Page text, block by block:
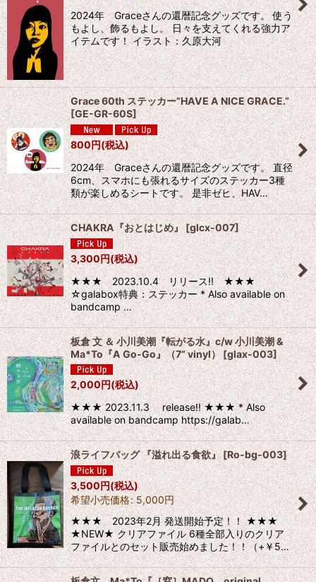
2024年 Graceさんの還暦記念グッズです。 使う
もよし、飾るもよし。 日々を支えてくれる強力ア
イテムです！ イラスト：久原大河
Grace 60th ステッカー”HAVE A NICE GRACE.”
[GE-GR-60S]
800円(税込)
2024年 Graceさんの還暦記念グッズです。 直径
6cm、スマホにも張れるサイズのステッカー3種
類が楽しめるシートです。 是非ゼヒ、HAV…
CHAKRA『おとはじめ』[glcx-007]
3,300円(税込)
★★★ 2023.10.4 リリース!! ★★★
☆galabox特典：ステッカー * Also available on
bandcamp …
板倉 文 ＆ 小川美潮『転がる水』c/w 小川美潮 &
Ma*To『A Go-Go』（7” vinyl） [glax-003]
2,000円(税込)
★★★ 2023.11.3 release!! ★★★ * Also
available on bandcamp https://galab…
浪ライフバッグ 『溢れ出る食欲』[Ro-bg-003]
3,500円(税込)
希望小売価格: 5,000円
★★★ 2023年2月 発送開始予定！！ ★★★
★NEW★ クリアファイル 6種全部入りのクリア
ファイルとのセット販売始めました！！（+￥5…